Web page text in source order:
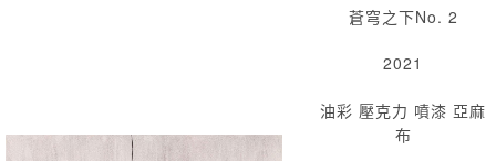
蒼穹之下No. 2
2021
油彩 壓克力 噴漆 亞麻
布